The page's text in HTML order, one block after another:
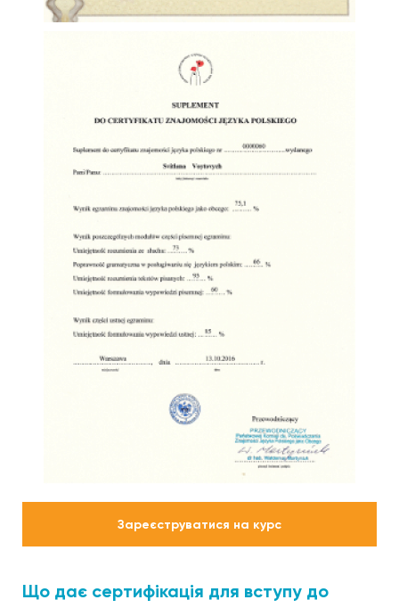
Зареєструватися на курс
Що дає сертифікація для вступу до